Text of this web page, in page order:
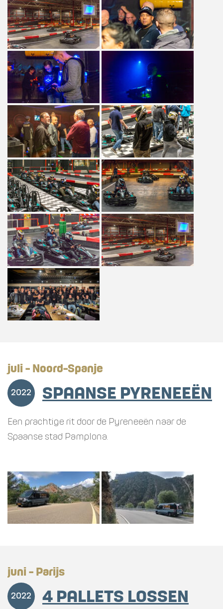
juli - Noord-Spanje
2022 SPAANSE PYRENEEËN
Een prachtige rit door de Pyreneeën naar de
Spaanse stad Pamplona.
juni - Parijs
2022 4 PALLETS LOSSEN